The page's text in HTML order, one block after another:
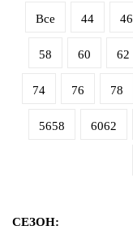
Новинки
Все 44 46
58 60 62
74 76 78
5658 6062
СЕЗОН: